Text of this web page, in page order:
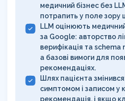
медичний бізнес без
потрапить у поле зору
LLM оцінюють
за Google: авторство
верифікація та
а базові вимоги для
рекомендаціях.
Шлях пацієнта
симптомом і записом у
рекомендація, і якщо